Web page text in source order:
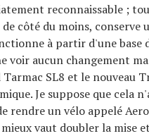
reconnaissable ;
côté du moins, conserve
à partir d'une base
voir aucun changement
SL8 et le nouveau
Je suppose que cela
rendre un vélo appelé
vaut doubler la mise